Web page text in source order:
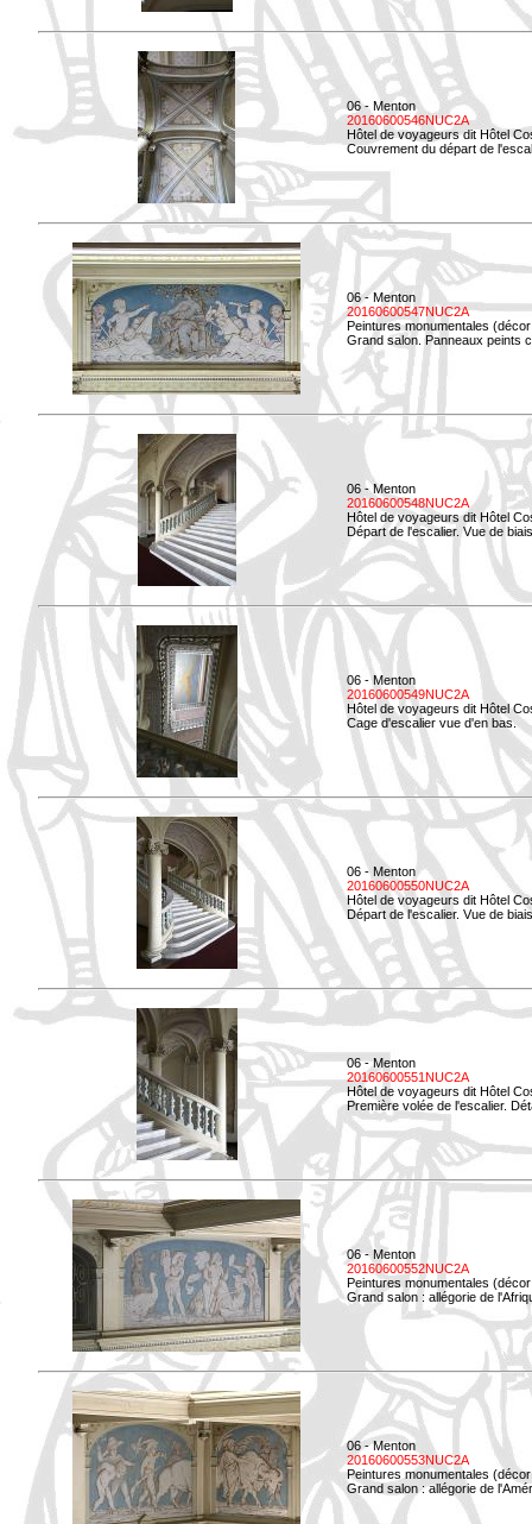
06 - Menton
20160600546NUC2A
Hôtel de voyageurs dit Hôtel
Couvrement du départ de
06 - Menton
20160600547NUC2A
Peintures monumentales
Grand salon. Panneaux peints
06 - Menton
20160600548NUC2A
Hôtel de voyageurs dit Hôtel
Départ de l'escalier. Vue de
06 - Menton
20160600549NUC2A
Hôtel de voyageurs dit Hôtel
Cage d'escalier vue d'en bas.
06 - Menton
20160600550NUC2A
Hôtel de voyageurs dit Hôtel
Départ de l'escalier. Vue de
06 - Menton
20160600551NUC2A
Hôtel de voyageurs dit Hôtel
Première volée de l'escalier.
06 - Menton
20160600552NUC2A
Peintures monumentales
Grand salon : allégorie de
06 - Menton
20160600553NUC2A
Peintures monumentales
Grand salon : allégorie de